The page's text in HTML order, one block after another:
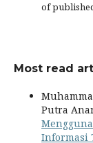
of
Most read
Putra
Informasi